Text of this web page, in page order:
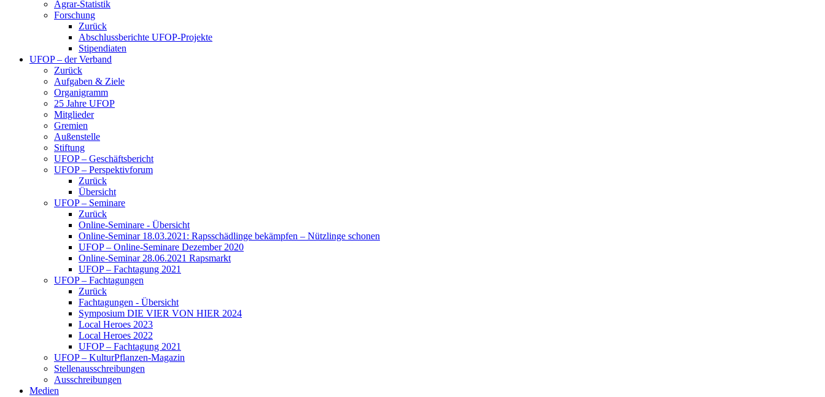
Agrar-Statistik
Forschung
Zurück
Abschlussberichte UFOP-Projekte
Stipendiaten
UFOP – der Verband
Zurück
Aufgaben & Ziele
Organigramm
25 Jahre UFOP
Mitglieder
Gremien
Außenstelle
Stiftung
UFOP – Geschäftsbericht
UFOP – Perspektivforum
Zurück
Übersicht
UFOP – Seminare
Zurück
Online-Seminare - Übersicht
Online-Seminar 18.03.2021: Rapsschädlinge bekämpfen – Nützlinge schonen
UFOP – Online-Seminare Dezember 2020
Online-Seminar 28.06.2021 Rapsmarkt
UFOP – Fachtagung 2021
UFOP – Fachtagungen
Zurück
Fachtagungen - Übersicht
Symposium DIE VIER VON HIER 2024
Local Heroes 2023
Local Heroes 2022
UFOP – Fachtagung 2021
UFOP – KulturPflanzen-Magazin
Stellenausschreibungen
Ausschreibungen
Medien